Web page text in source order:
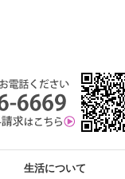
生活について